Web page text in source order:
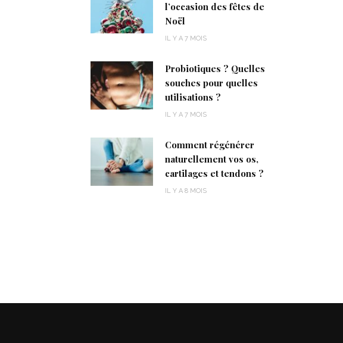
l’occasion des fêtes de
Noël
IL Y A 7 MOIS
Probiotiques ? Quelles
souches pour quelles
utilisations ?
IL Y A 7 MOIS
Comment régénérer
naturellement vos os,
cartilages et tendons ?
IL Y A 8 MOIS